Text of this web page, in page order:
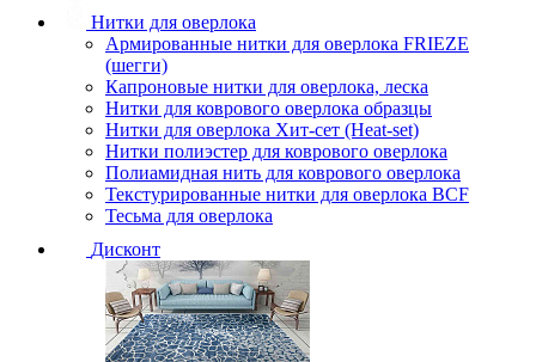
Нитки для оверлока
Армированные нитки для оверлока FRIEZE
(шегги)
Капроновые нитки для оверлока, леска
Нитки для коврового оверлока образцы
Нитки для оверлока Хит-сет (Heat-set)
Нитки полиэстер для коврового оверлока
Полиамидная нить для коврового оверлока
Текстурированные нитки для оверлока BCF
Тесьма для оверлока
Дисконт